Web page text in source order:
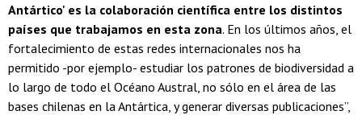
Antártico' es la colaboración científica entre los distintos
países que trabajamos en esta zona. En los últimos años, el
fortalecimiento de estas redes internacionales nos ha
permitido -por ejemplo- estudiar los patrones de biodiversidad a
lo largo de todo el Océano Austral, no sólo en el área de las
bases chilenas en la Antártica, y generar diversas publicaciones”,